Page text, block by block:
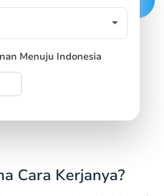
Menuju Indonesia
Cara Kerjanya?